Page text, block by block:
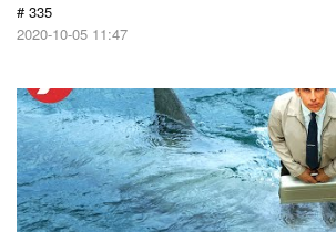
# 335
2020-10-05 11:47